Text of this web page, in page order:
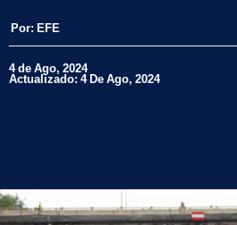
Por: EFE
4 de Ago, 2024
Actualizado: 4 De Ago, 2024